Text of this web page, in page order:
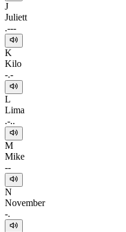
J
Juliett
.---
K
Kilo
-.-
L
Lima
.-..
M
Mike
--
N
November
-.